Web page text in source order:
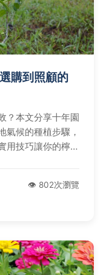
購到照顧的
？本文分享十年園
氣候的種植步驟，
用技巧讓你的檸檬
👁️ 802次瀏覽